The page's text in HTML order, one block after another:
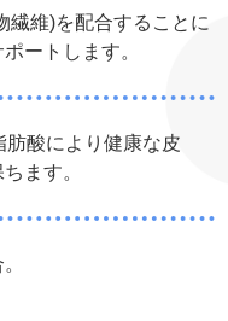
繊維)を配合することに
ートします。
酸により健康な皮
ます。